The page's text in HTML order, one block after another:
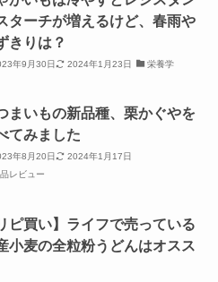
ターチが増えるけど、春雨や
きりは？
年9月30日 2024年1月23日 栄養学
まいもの新品種、栗かぐやを
てみました
年8月20日
2024年1月17日
レビュー
ピ買い】ライフで売っている
小麦の全粒粉うどんはオスス